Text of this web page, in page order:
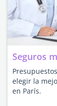
Seguros
elegir la
en París.